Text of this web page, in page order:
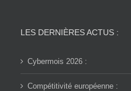
LES DERNIÈRES ACTUS :
Cybermois 2026 :
Compétitivité européenne :